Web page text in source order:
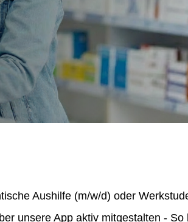
Aushilfe (m/w/d) oder
unsere App aktiv mitgestalten - So